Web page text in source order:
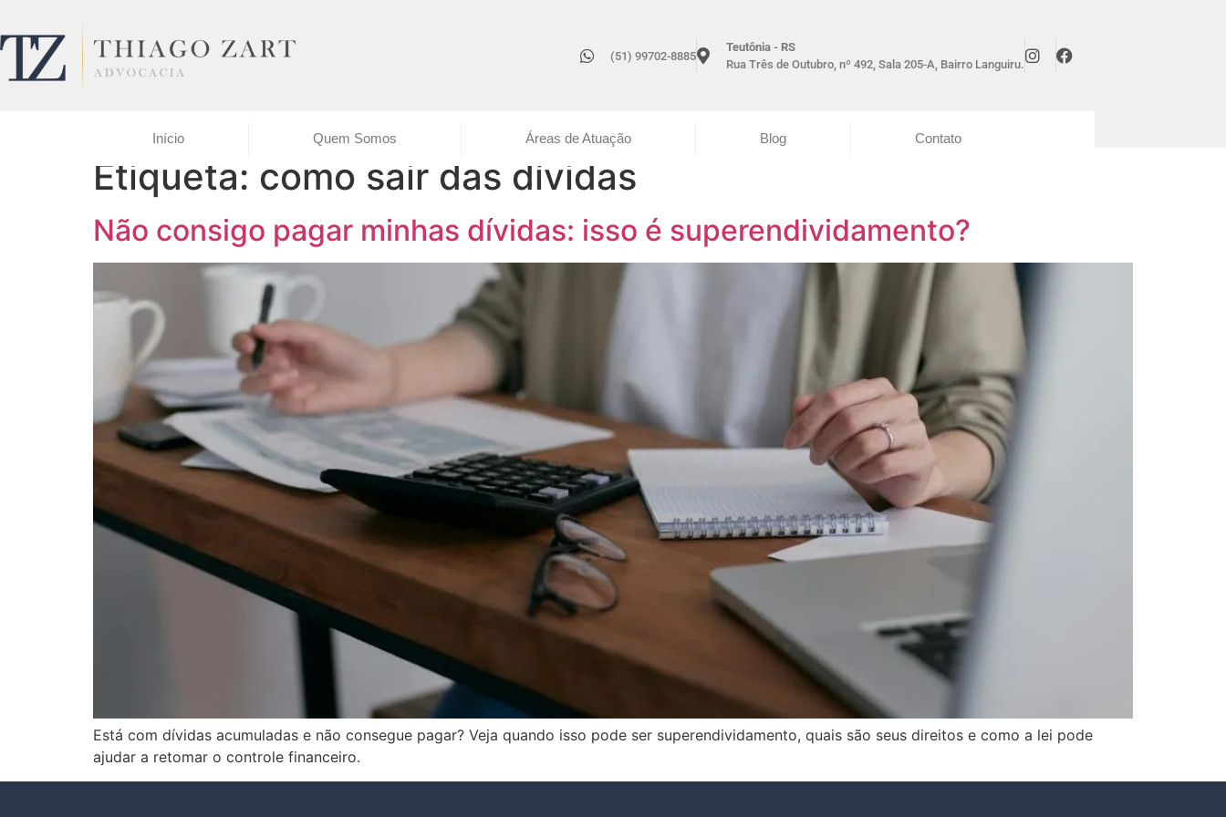
(51) 99702-8885
Teutônia - RS
Rua Três de Outubro, nº 492, Sala 205-A, Bairro Languiru.
Início Quem Somos Áreas de Atuação Blog Contato
Etiqueta: como sair das dívidas
Não consigo pagar minhas dívidas: isso é superendividamento?
Está com dívidas acumuladas e não consegue pagar? Veja quando isso pode ser superendividamento, quais são seus direitos e como a lei pode
ajudar a retomar o controle financeiro.